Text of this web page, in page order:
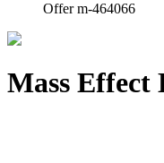
Offer m-464066
Mass Effect